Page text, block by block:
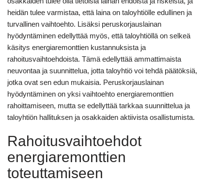
heidän tulee varmistaa, että laina on taloyhtiölle edullinen ja
turvallinen vaihtoehto. Lisäksi peruskorjauslainan
hyödyntäminen edellyttää myös, että taloyhtiöllä on selkeä
käsitys energiaremonttien kustannuksista ja
rahoitusvaihtoehdoista. Tämä edellyttää ammattimaista
neuvontaa ja suunnittelua, jotta taloyhtiö voi tehdä päätöksiä,
jotka ovat sen edun mukaisia. Peruskorjauslainan
hyödyntäminen on yksi vaihtoehto energiaremonttien
rahoittamiseen, mutta se edellyttää tarkkaa suunnittelua ja
taloyhtiön hallituksen ja osakkaiden aktiivista osallistumista.
Rahoitusvaihtoehdot
energiaremonttien
toteuttamiseen